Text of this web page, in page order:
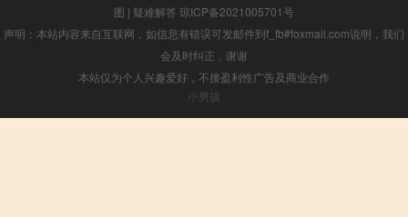
图 | 疑难解答 琼ICP备2021005701号
声明：本站内容来自互联网，如信息有错误可发邮件到f_fb#foxmail.com说明，我们
会及时纠正，谢谢
本站仅为个人兴趣爱好，不接盈利性广告及商业合作
小男孩